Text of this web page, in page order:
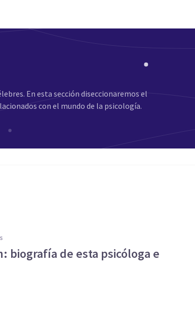
En esta sección diseccionaremos el
con el mundo de la psicología.
biografía de esta psicóloga e